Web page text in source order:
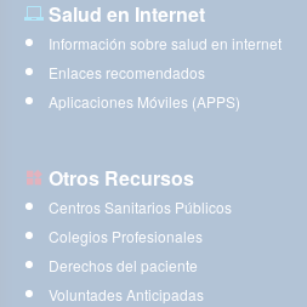
Salud en Internet
Información sobre salud en internet
Enlaces recomendados
Aplicaciones Móviles (APPS)
Otros Recursos
Centros Sanitarios Públicos
Colegios Profesionales
Derechos del paciente
Voluntades Anticipadas